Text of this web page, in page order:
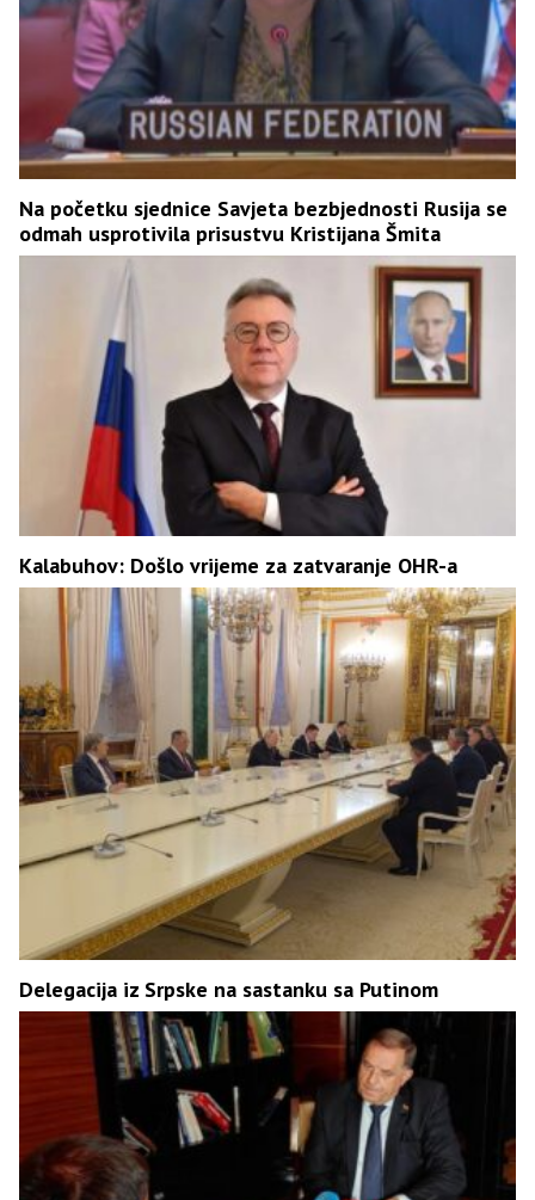
Na početku sjednice Savjeta bezbjednosti Rusija se
odmah usprotivila prisustvu Kristijana Šmita
Kalabuhov: Došlo vrijeme za zatvaranje OHR-a
Delegacija iz Srpske na sastanku sa Putinom